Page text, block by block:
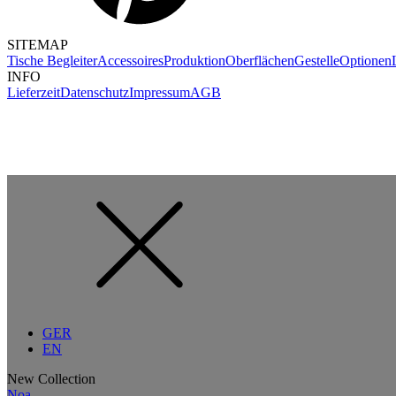
SITEMAP
Tische BegleiterAccessoiresProduktionOberflächenGestelleOptionen
INFO
LieferzeitDatenschutzImpressumAGB
GER
EN
New Collection